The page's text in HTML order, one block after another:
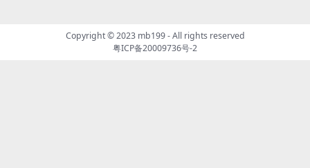
Copyright © 2023 mb199- All rights reserved
粤ICP备20009736号-2